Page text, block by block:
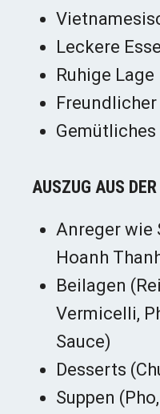
Leckere
Ruhige Lage
AUSZUG AUS
Anreger wie
Hoanh
Beilagen
Vermicelli,
Sauce)
Desserts
Suppen